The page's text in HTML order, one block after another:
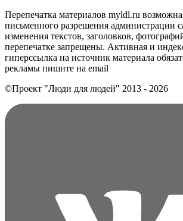
Перепечатка материалов myldl.ru возможна
письменного разрешения администрации
изменения текстов, заголовков,
перепечатке запрещены. Активная и
гиперссылка на источник материала
рекламы пишите на еmail
©Проект "Люди для людей" 2013 - 2026